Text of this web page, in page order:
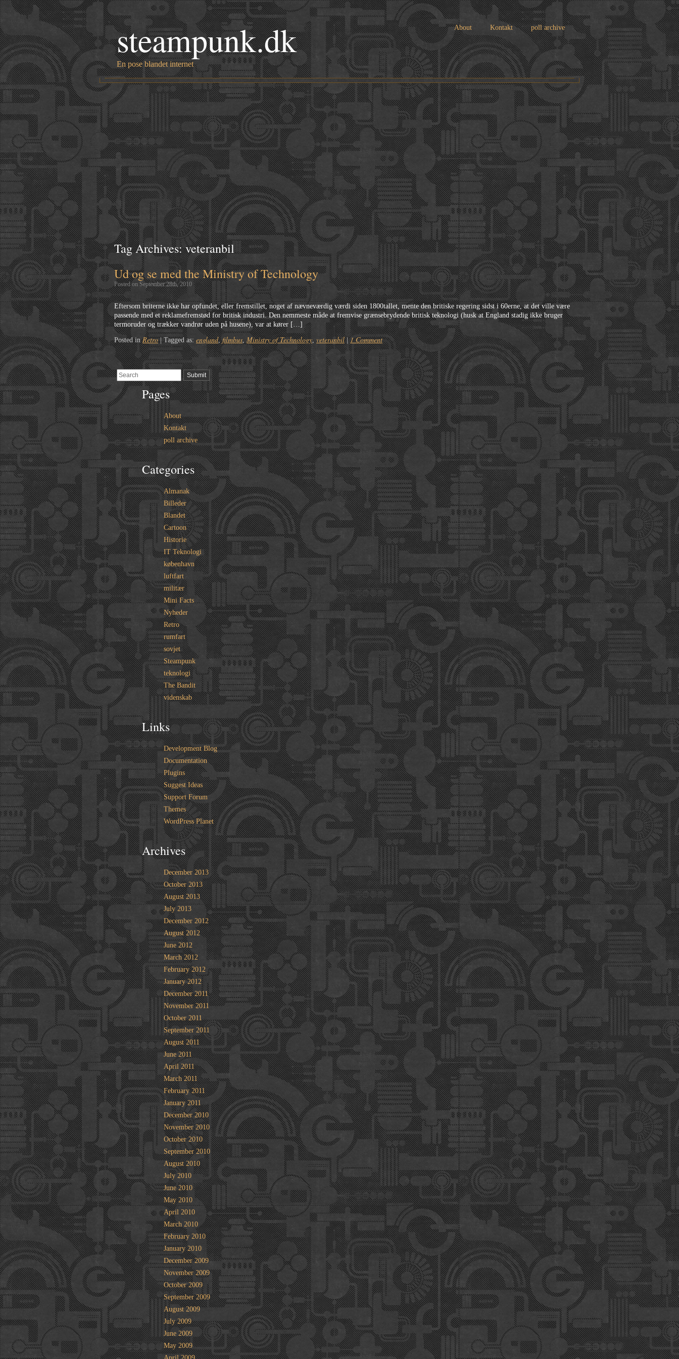
About Kontakt poll archive
steampunk.dk
En pose blandet internet
Tag Archives:veteranbil
Ud og se med the Ministry of Technology
Posted on September 28th, 2010
Eftersom briterne ikke har opfundet, eller fremstillet, noget af nævneværdig værdi siden 1800tallet, mente den britiske regering sidst i 60erne, at det ville være
passende med et reklamefremstød for britisk industri. Den nemmeste måde at fremvise grænsebrydende britisk teknologi (husk at England stadig ikke bruger
termoruder og trækker vandrør uden på husene), var at kører […]
Posted in Retro | Tagged as:england,filmbus,Ministry of Technology,veteranbil | 1 Comment
Pages
About
Kontakt
poll archive
Categories
Almanak
Billeder
Blandet
Cartoon
Historie
IT Teknologi
københavn
luftfart
militær
Mini Facts
Nyheder
Retro
rumfart
sovjet
Steampunk
teknologi
The Bandit
videnskab
Links
Development Blog
Documentation
Plugins
Suggest Ideas
Support Forum
Themes
WordPress Planet
Archives
December 2013
October 2013
August 2013
July 2013
December 2012
August 2012
June 2012
March 2012
February 2012
January 2012
December 2011
November 2011
October 2011
September 2011
August 2011
June 2011
April 2011
March 2011
February 2011
January 2011
December 2010
November 2010
October 2010
September 2010
August 2010
July 2010
June 2010
May 2010
April 2010
March 2010
February 2010
January 2010
December 2009
November 2009
October 2009
September 2009
August 2009
July 2009
June 2009
May 2009